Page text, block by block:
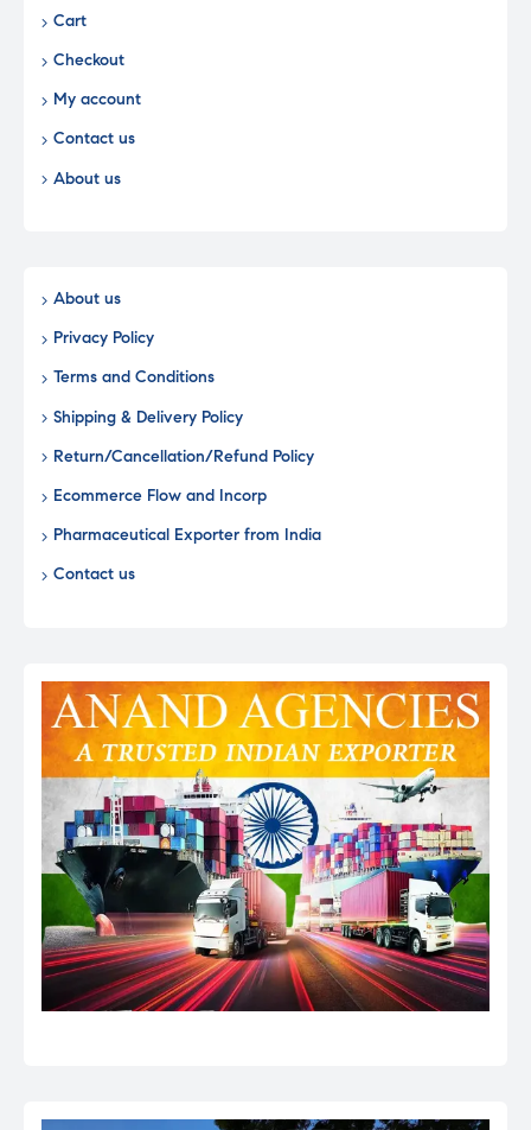
Cart
Checkout
My account
Contact us
About us
About us
Privacy Policy
Terms and Conditions
Shipping & Delivery Policy
Return/Cancellation/Refund Policy
Ecommerce Flow and Incorp
Pharmaceutical Exporter from India
Contact us